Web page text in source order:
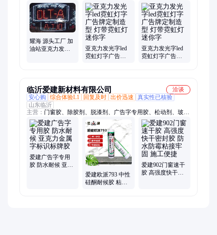
耀海 源头工厂 加
油站亚克力发光
亚克力发光字led
霓虹灯字广告牌
亚克力发光字led
霓虹灯字广告牌
临沂爱建新材料有限公司
洽谈
安心购
综合体验L1 回复及时 出价迅速
真实性已核验
山东临沂
主营： 门窗胶、除胶剂、脱漆剂、广告字专用胶、松动剂、玻璃
胶、耐候胶、防霉胶、理石胶、免钉胶、背景墙、美缝剂、自喷
漆、自动喷漆、工程门窗、加厚手柄、装修密封胶、门窗速干
胶、幕墙结构胶、超炫亮黑胶、强力粘结剂、硅酮结构胶、高强
植筋胶、合成胶粘剂、耐候密封胶、清洗泡沫胶
爱建广告字专用
胶 防水耐候 亚克
爱建欧派793 中性
硅酮耐候胶 粘结
爱建902门窗速干
胶 高强度快干密